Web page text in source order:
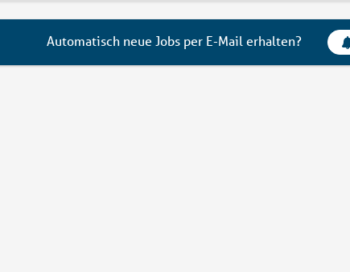
Automatisch neue Jobs per E-Mail erhalten?